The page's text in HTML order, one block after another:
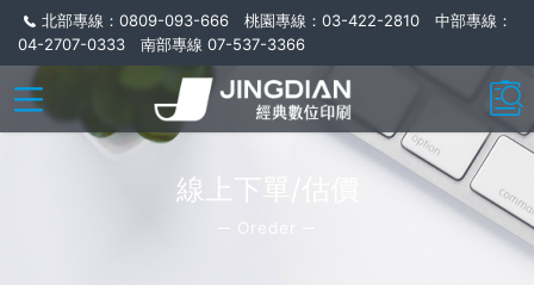
北部專線：0809-093-666 桃園專線：03-422-2810 中部專線：
04-2707-0333 南部專線 07-537-3366
線上下單/估價
─ Oreder ─